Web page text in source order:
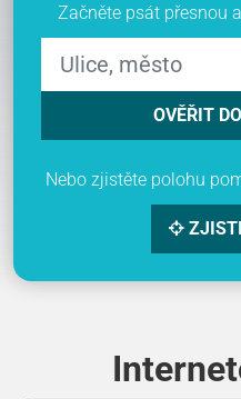
Začněte psát přesnou
OVĚŘIT
Nebo zjistěte polohu